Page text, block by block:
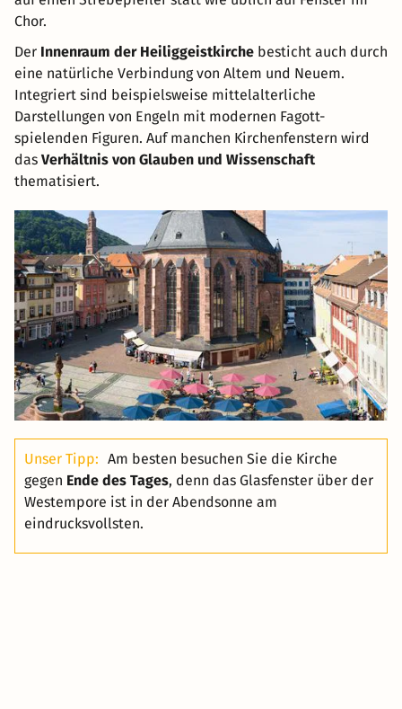
Chor.
Der Innenraum der Heiliggeistkirche besticht auch durch
eine natürliche Verbindung von Altem und Neuem.
Integriert sind beispielsweise mittelalterliche
Darstellungen von Engeln mit modernen Fagott-
spielenden Figuren. Auf manchen Kirchenfenstern wird
das Verhältnis von Glauben und Wissenschaft
thematisiert.
Unser Tipp: Am besten besuchen Sie die Kirche
gegen Ende des Tages, denn das Glasfenster über der
Westempore ist in der Abendsonne am
eindrucksvollsten.